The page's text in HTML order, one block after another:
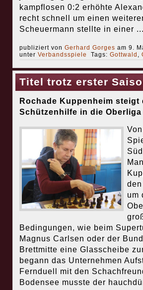
kampflosen 0:2 erhöhte
recht schnell um einen
Scheuermann stellte in einer ...
publiziert von Gerhard Gorges am 9.
unter Verbandsspiele Tags: Gottwald ,
Titel trotz erster
Rochade Kuppenheim steigt
Schützenhilfe in die Oberliga
um
Bedingungen, wie beim
Magnus Carlsen oder der
Brettmitte eine Glasscheibe
begann das Unternehmen
Fernduell mit den
Bodensee musste der